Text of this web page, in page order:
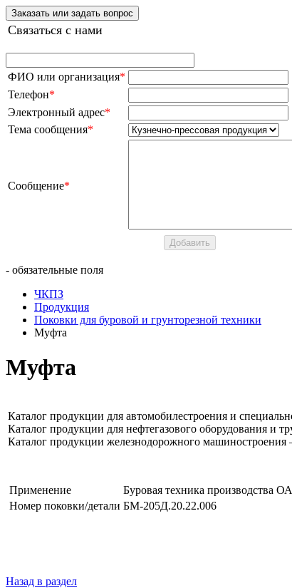
Заказать или задать вопрос
Связаться с нами
ФИО или организация*
Телефон*
Электронный адрес*
Тема сообщения*
Сообщение*
- обязательные поля
ЧКПЗ
Продукция
Поковки для буровой и грунторезной техники
Муфта
Муфта
Каталог продукции для автомобилестроения и
Каталог продукции для нефтегазового оборудования и
Каталог продукции железнодорожного машиностроения
Применение
Буровая техника производства
Номер поковки/детали БМ-205Д.20.22.006
Назад в раздел